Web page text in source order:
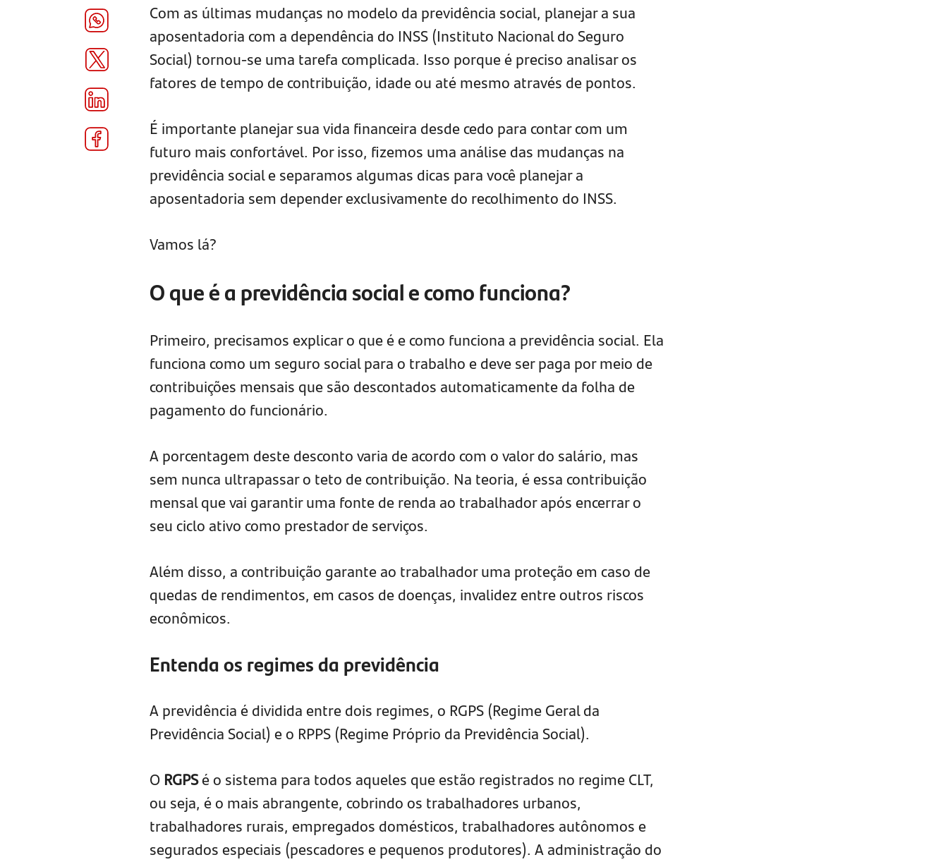
Com as últimas mudanças no modelo da previdência social, planejar a sua
aposentadoria com a dependência do INSS (Instituto Nacional do Seguro
Social) tornou-se uma tarefa complicada. Isso porque é preciso analisar os
fatores de tempo de contribuição, idade ou até mesmo através de pontos.
É importante planejar sua vida financeira desde cedo para contar com um
futuro mais confortável. Por isso, fizemos uma análise das mudanças na
previdência social e separamos algumas dicas para você planejar a
aposentadoria sem depender exclusivamente do recolhimento do INSS.
Vamos lá?
O que é a previdência social e como funciona?
Primeiro, precisamos explicar o que é e como funciona a previdência social. Ela
funciona como um seguro social para o trabalho e deve ser paga por meio de
contribuições mensais que são descontados automaticamente da folha de
pagamento do funcionário.
A porcentagem deste desconto varia de acordo com o valor do salário, mas
sem nunca ultrapassar o teto de contribuição. Na teoria, é essa contribuição
mensal que vai garantir uma fonte de renda ao trabalhador após encerrar o
seu ciclo ativo como prestador de serviços.
Além disso, a contribuição garante ao trabalhador uma proteção em caso de
quedas de rendimentos, em casos de doenças, invalidez entre outros riscos
econômicos.
Entenda os regimes da previdência
A previdência é dividida entre dois regimes, o RGPS (Regime Geral da
Previdência Social) e o RPPS (Regime Próprio da Previdência Social).
O RGPSé o sistema para todos aqueles que estão registrados no regime CLT,
ou seja, é o mais abrangente, cobrindo os trabalhadores urbanos,
trabalhadores rurais, empregados domésticos, trabalhadores autônomos e
segurados especiais (pescadores e pequenos produtores). A administração do